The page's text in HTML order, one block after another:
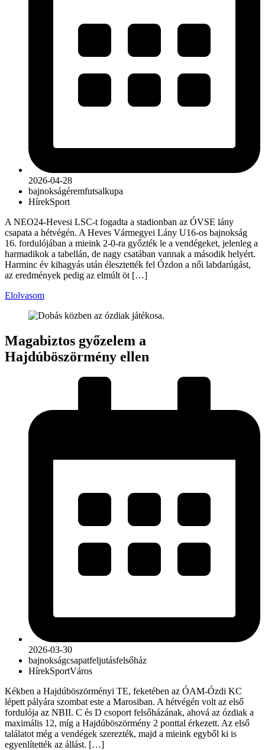
2026-04-28
bajnokságéremfutsalkupa
HírekSport
A NEO24-Hevesi LSC-t fogadta a stadionban az ÓVSE lány
csapata a hétvégén. A Heves Vármegyei Lány U16-os bajnokság
16. fordulójában a mieink 2-0-ra győzték le a vendégeket, jelenleg a
harmadikok a tabellán, de nagy csatában vannak a második helyért.
Harminc év kihagyás után élesztették fel Ózdon a női labdarúgást,
az eredmények pedig az elmúlt öt […]
Elolvasom
Magabiztos győzelem a
Hajdúböszörmény ellen
2026-03-30
bajnokságcsapatfeljutásfelsőház
HírekSportVáros
Kékben a Hajdúböszörményi TE, feketében az ÓAM-Ózdi KC
lépett pályára szombat este a Marosiban. A hétvégén volt az első
fordulója az NBII. C és D csoport felsőházának, ahová az ózdiak a
maximális 12, míg a Hajdúböszörmény 2 ponttal érkezett. Az első
találatot még a vendégek szerezték, majd a mieink egyből ki is
egyenlítették az állást. […]